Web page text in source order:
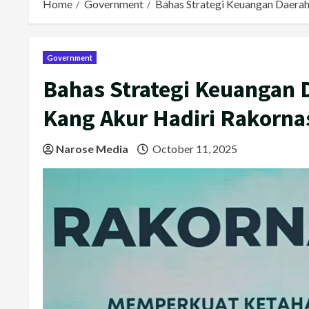
Home Government Bahas Strategi Keuangan
Government
Bahas Strategi
Kang Akur Hadiri
Narose Media October 11, 2025